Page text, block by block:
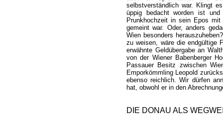
selbstverständlich war. Klingt
üppig bedacht worden ist
Prunkhochzeit in sein Epos
gemeint war. Oder, anders
Wien besonders
zu weisen, wäre die endgültige
erwähnte Geldübergabe an
von der Wiener Babenberger
Passauer Besitz zwischen
Emporkömmling Leopold
ebenso reichlich. Wir dürfen
hat, obwohl er in den
DIE DONAU ALS